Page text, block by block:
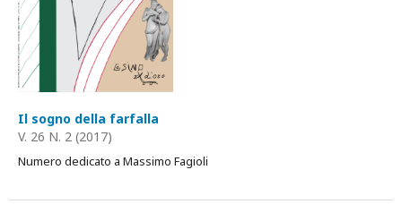
Il sogno della farfalla
V. 26 N. 2 (2017)
Numero dedicato a Massimo Fagioli